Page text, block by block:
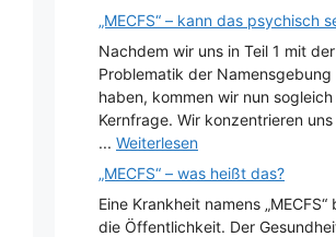
„MECFS“ – kann das psychisch
Nachdem wir uns in Teil 1 mit der
Problematik der
haben, kommen wir nun
Kernfrage. Wir konzentrieren
... Weiterlesen
„MECFS“ – was heißt das?
Eine Krankheit namens
die Öffentlichkeit. Der